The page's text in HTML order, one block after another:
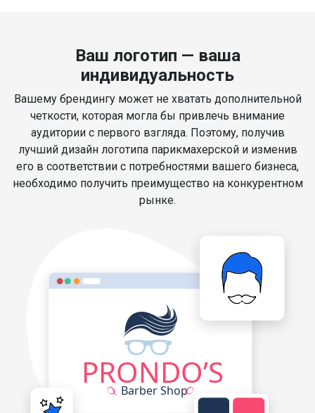
Ваш логотип — ваша
индивидуальность
Вашему брендингу может не хватать дополнительной
четкости, которая могла бы привлечь внимание
аудитории с первого взгляда. Поэтому, получив
лучший дизайн логотипа парикмахерской и изменив
его в соответствии с потребностями вашего бизнеса,
необходимо получить преимущество на конкурентном
рынке.